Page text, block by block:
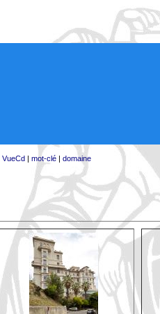
VueCd| mot-clé| domaine